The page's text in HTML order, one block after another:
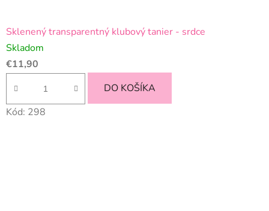
Sklenený transparentný klubový tanier - srdce
Skladom
€11,90
DO KOŠÍKA
Kód: 298